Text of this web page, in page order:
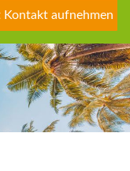
Kontakt aufnehmen